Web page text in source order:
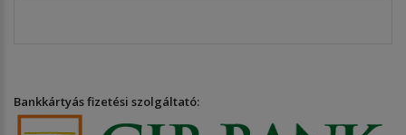
Bankkártyás fizetési szolgáltató: